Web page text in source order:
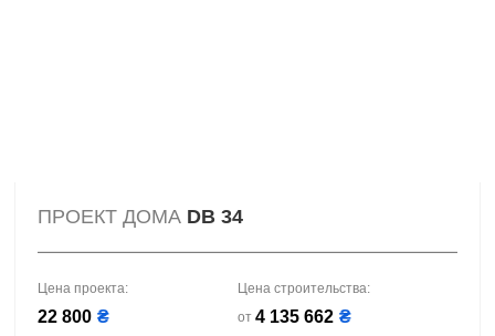
ПРОЕКТ ДОМА DB 34
Цена проекта:
22 800 ₴
Цена строительства:
от 4 135 662 ₴